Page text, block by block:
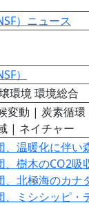
）ニュース
）
環境 環境総合
変動 | 炭素循
| ネイチャー
、温暖化に伴
、樹木のCO2
、北極海のカ
、ミシシッピ